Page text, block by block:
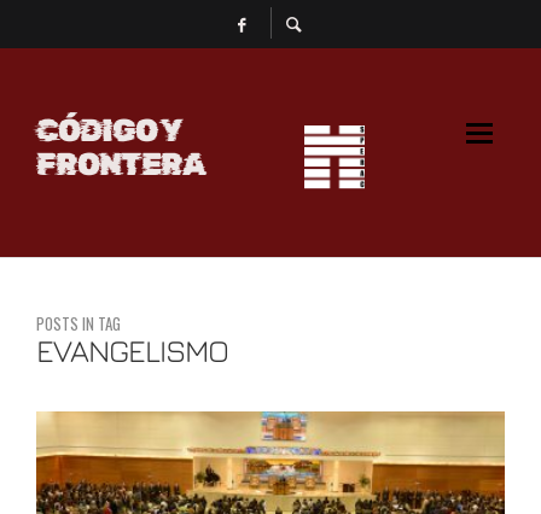
CÓDIGO Y
FRONTERA
POSTS IN TAG
EVANGELISMO